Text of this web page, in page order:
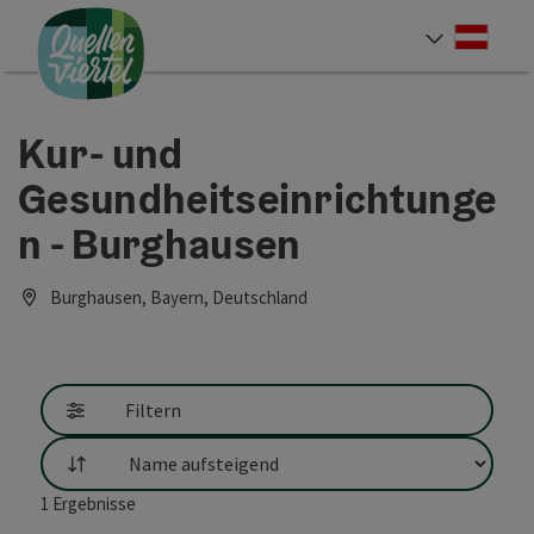
Zum Inhalt
Zur Navigation
Zum Seitenanfang
Kur- und
Gesundheitseinrichtunge
n - Burghausen
Burghausen, Bayern, Deutschland
Filtern
Sortierung
1 Ergebnisse